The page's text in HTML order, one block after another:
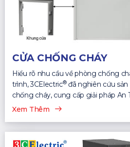
CỬA CHỐNG CHÁY
Hiểu rõ nhu cầu về phòng chống
trình, 3CElectric®đã nghiên cứu sản
chống cháy, cung cấp giải pháp An
Xem Thêm